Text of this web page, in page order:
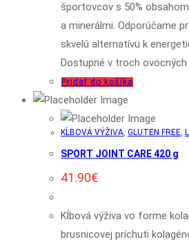
športovcov s 50%
a minerálmi. Odporúčame
skvelú alternatívu k
Dostupné v troch
Pridať do košíka
KĹBOVÁ VÝŽIVA, GLUTEN FREE,
SPORT JOINT CARE 420 g
41.90€
Kĺbová výživa vo forme
brusnicovej príchuti